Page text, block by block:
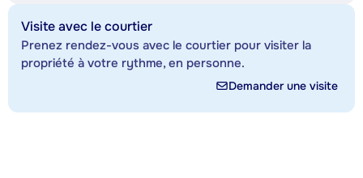
Visite avec le courtier
Prenez rendez-vous avec le courtier pour visiter la
propriété à votre rythme, en personne.
Demander une visite